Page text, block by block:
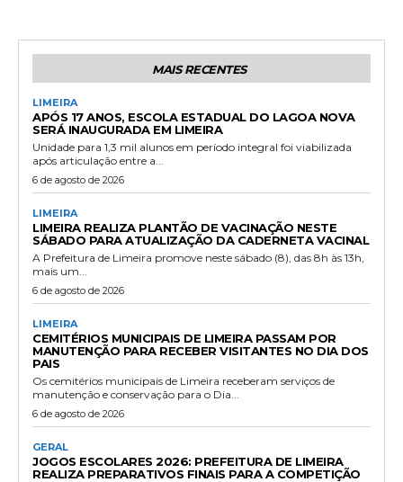
MAIS RECENTES
LIMEIRA
APÓS 17 ANOS, ESCOLA ESTADUAL DO LAGOA NOVA
SERÁ INAUGURADA EM LIMEIRA
Unidade para 1,3 mil alunos em período integral foi viabilizada
após articulação entre a...
6 de agosto de 2026
LIMEIRA
LIMEIRA REALIZA PLANTÃO DE VACINAÇÃO NESTE
SÁBADO PARA ATUALIZAÇÃO DA CADERNETA VACINAL
A Prefeitura de Limeira promove neste sábado (8), das 8h às 13h,
mais um...
6 de agosto de 2026
LIMEIRA
CEMITÉRIOS MUNICIPAIS DE LIMEIRA PASSAM POR
MANUTENÇÃO PARA RECEBER VISITANTES NO DIA DOS
PAIS
Os cemitérios municipais de Limeira receberam serviços de
manutenção e conservação para o Dia...
6 de agosto de 2026
GERAL
JOGOS ESCOLARES 2026: PREFEITURA DE LIMEIRA
REALIZA PREPARATIVOS FINAIS PARA A COMPETIÇÃO